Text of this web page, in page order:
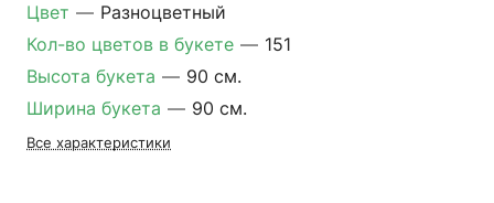
Цвет — Разноцветный
Кол-во цветов в букете — 151
Высота букета — 90 см.
Ширина букета — 90 см.
Все характеристики